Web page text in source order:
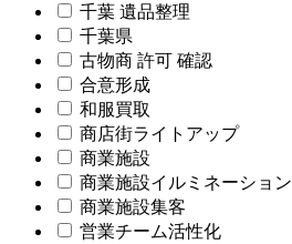
千葉 遺品整理
千葉県
古物商 許可 確認
合意形成
和服買取
商店街ライトアップ
商業施設
商業施設イルミネーション
商業施設集客
営業チーム活性化